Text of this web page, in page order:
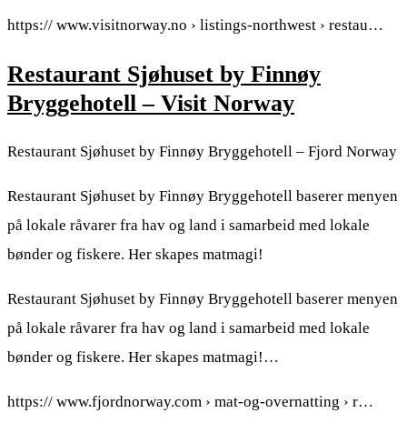
https:// www.visitnorway.no › listings-northwest › restau…
Restaurant Sjøhuset by Finnøy
Bryggehotell – Visit Norway
Restaurant Sjøhuset by Finnøy Bryggehotell – Fjord Norway
Restaurant Sjøhuset by Finnøy Bryggehotell baserer menyen
på lokale råvarer fra hav og land i samarbeid med lokale
bønder og fiskere. Her skapes matmagi!
Restaurant Sjøhuset by Finnøy Bryggehotell baserer menyen
på lokale råvarer fra hav og land i samarbeid med lokale
bønder og fiskere. Her skapes matmagi!…
https:// www.fjordnorway.com › mat-og-overnatting › r…